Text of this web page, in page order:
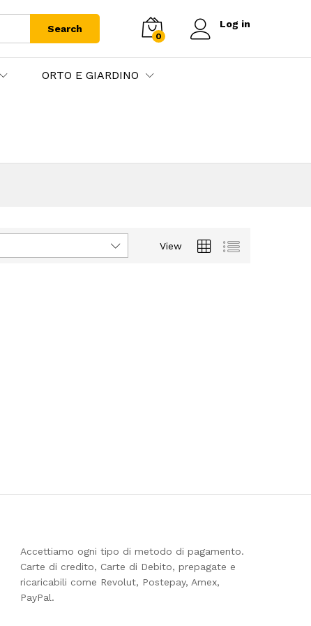
Search
0
Log in
ORTO E GIARDINO
View
Accettiamo ogni tipo di metodo di pagamento.
Carte di credito, Carte di Debito, prepagate e
ricaricabili come Revolut, Postepay, Amex,
PayPal.